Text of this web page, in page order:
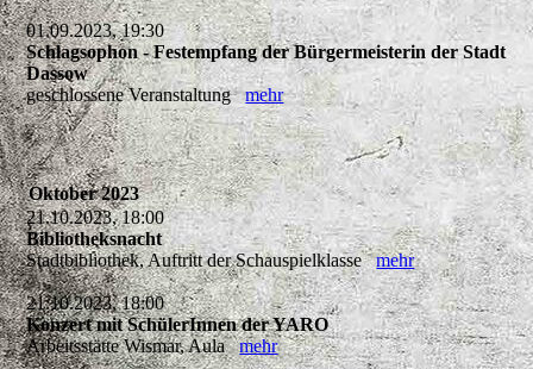
01.09.2023, 19:30
Schlagsophon - Festempfang der Bürgermeisterin der Stadt
Dassow
geschlossene Veranstaltungmehr
Oktober 2023
21.10.2023, 18:00
Bibliotheksnacht
Stadtbibliothek, Auftritt der Schauspielklassemehr
21.10.2023, 18:00
Konzert mit SchülerInnen der YARO
Arbeitsstätte Wismar, Aulamehr